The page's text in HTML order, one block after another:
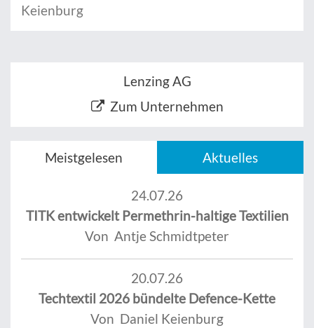
Keienburg
Lenzing AG
Zum Unternehmen
Meistgelesen Aktuelles
24.07.26
TITK entwickelt Permethrin-haltige Textilien
Von Antje Schmidtpeter
20.07.26
Techtextil 2026 bündelte Defence-Kette
Von Daniel Keienburg